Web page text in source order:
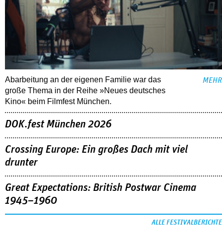
Abarbeitung an der eigenen Familie war das
große Thema in der Reihe »Neues deutsches
Kino« beim Filmfest München.
MEHR
DOK.fest München 2026
Crossing Europe: Ein großes Dach mit viel
drunter
Great Expectations: British Postwar Cinema
1945–1960
ALLE FESTIVALBERICHTE